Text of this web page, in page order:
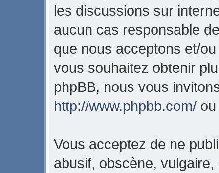
les discussions sur
aucun cas responsable
que nous acceptons et/
vous souhaitez obtenir
phpBB, nous vous
http://www.phpbb.com/
Vous acceptez de ne
abusif, obscène,